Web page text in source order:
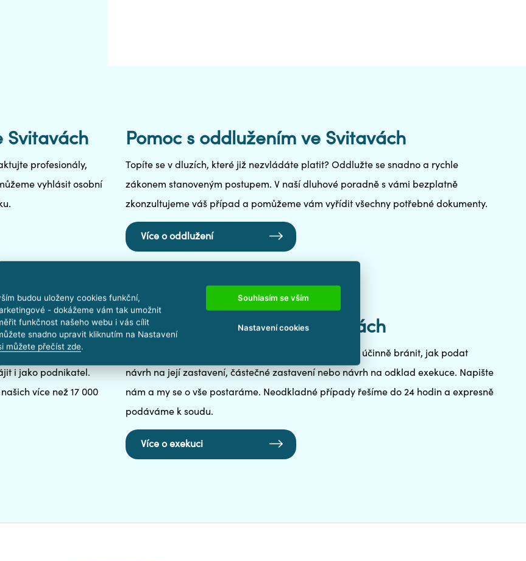
Svitavách
profesionály,
vyhlásit osobní
Pomoc s oddlužením ve Svitavách
Topíte se v dluzích, které již nezvládáte platit? Oddlužte se snadno a rychle
zákonem stanoveným postupem. V naší dluhové poradně s vámi bezplatně
zkonzultujeme váš případ a pomůžeme vám vyřídit všechny potřebné dokumenty.
Více o oddlužení
insolvence, tedy
i jako podnikatel.
více než 17 000
Pomoc při exekuci ve Svitavách
Zastavte exekuci co nejdříve. Poradíme vám, jak se jí účinně bránit, jak podat
návrh na její zastavení, částečné zastavení nebo návrh na odklad exekuce. Napište
nám a my se o vše postaráme. Neodkladné případy řešíme do 24 hodin a expresně
podáváme k soudu.
Více o exekuci
budou uloženy cookies funkční,
- dokážeme vám tak umožnit
funkčnost našeho webu i vás cílit
snadno upravit kliknutím na Nastavení
můžete přečíst zde.
Souhlasím se vším
Nastavení cookies